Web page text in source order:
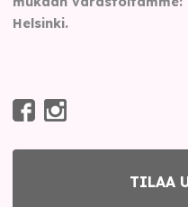
Helsinki.
TILAA